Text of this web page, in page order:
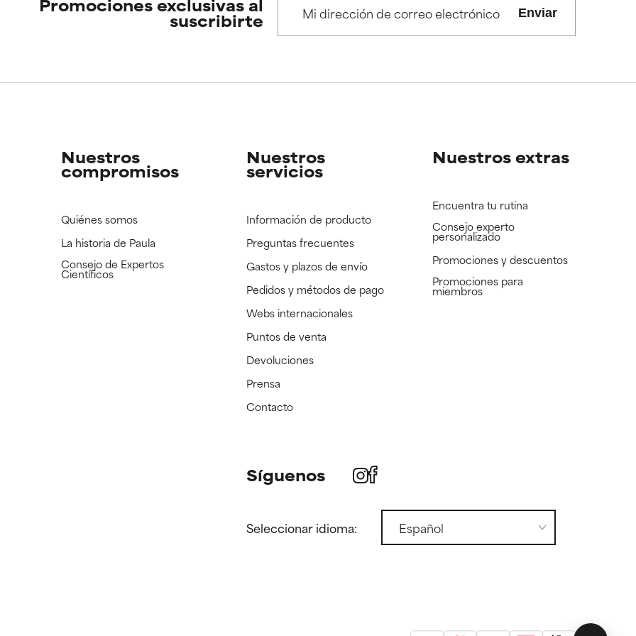
suscribirte Enviar
Nuestros
compromisos
Quiénes somos
La historia de Paula
Consejo de Expertos
Científicos
Nuestros
servicios
Información de producto
Preguntas frecuentes
Gastos y plazos de envío
Pedidos y métodos de pago
Webs internacionales
Puntos de venta
Devoluciones
Prensa
Contacto
Nuestros extras
Encuentra tu rutina
Consejo experto
personalizado
Promociones y descuentos​
Promociones para
miembros
Síguenos
Seleccionar idioma: